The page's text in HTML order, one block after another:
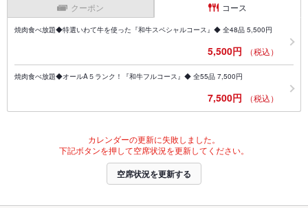
クーポン コース
焼肉食べ放題◆特選いわて牛を使った『和牛スペシャルコース』◆ 全48品 5,500円
5,500円 （税込）
焼肉食べ放題◆オールA５ランク！『和牛フルコース』◆ 全55品 7,500円
7,500円 （税込）
カレンダーの更新に失敗しました。
下記ボタンを押して空席状況を更新してください。
空席状況を更新する